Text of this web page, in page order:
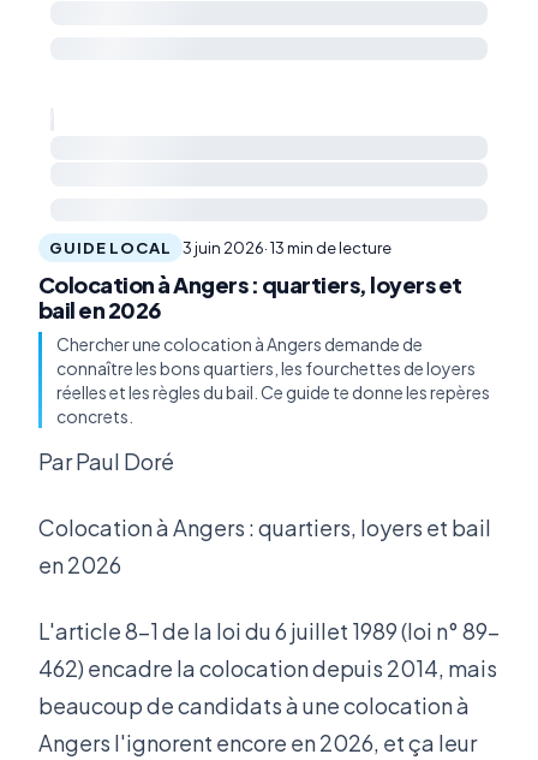
GUIDE LOCAL 3 juin 2026· 13 min de lecture
Colocation à Angers : quartiers, loyers et
bail en 2026
Chercher une colocation à Angers demande de
connaître les bons quartiers, les fourchettes de loyers
réelles et les règles du bail. Ce guide te donne les repères
concrets.
Par Paul Doré
Colocation à Angers : quartiers, loyers et bail
en 2026
L'article 8-1 de la loi du 6 juillet 1989 (loi n° 89-
462) encadre la colocation depuis 2014, mais
beaucoup de candidats à une colocation à
Angers l'ignorent encore en 2026, et ça leur